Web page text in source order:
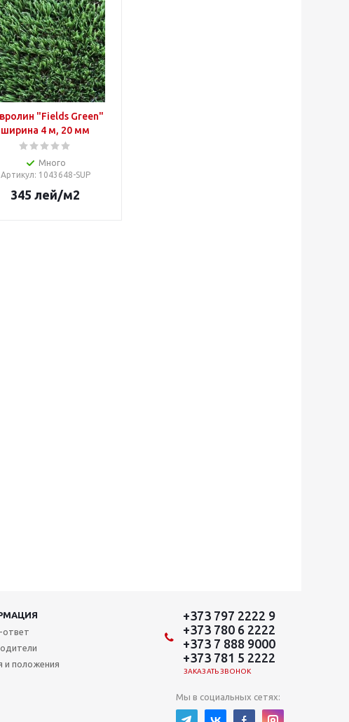
"Fields Green"
ширина 4 м, 20 мм
Много
Артикул: 1043648-SUP
345 лей/м2
ответ
и положения
+373 797 2222 9
+373 780 6 2222
+373 7 888 9000
+373 781 5 2222
ЗАКАЗАТЬ ЗВОНОК
Мы в социальных сетях: